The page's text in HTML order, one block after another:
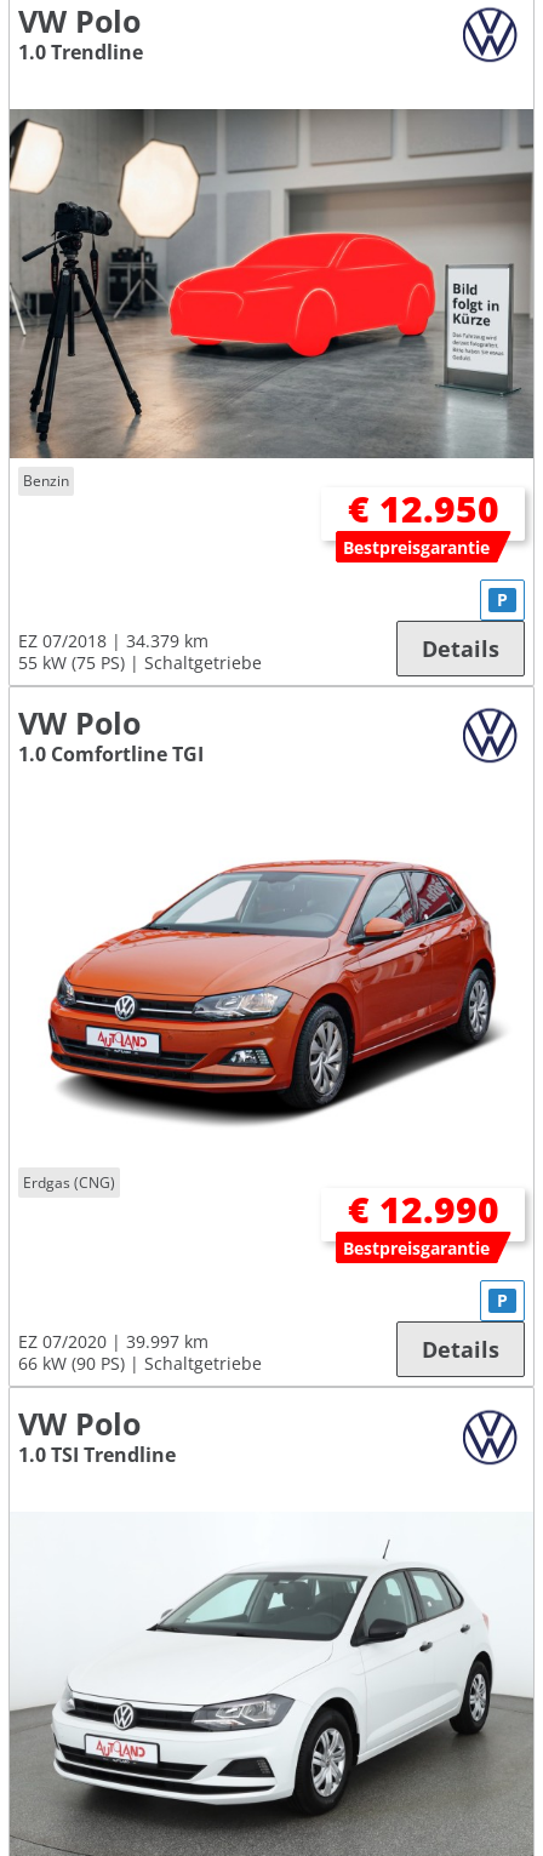
VW Polo
1.0 Trendline
Benzin
€ 12.950
Bestpreisgarantie
EZ 07/2018
34.379 km
55 kW (75 PS)
Schaltgetriebe
P
Details
VW Polo
1.0 Comfortline TGI
Erdgas (CNG)
€ 12.990
Bestpreisgarantie
EZ 07/2020
39.997 km
66 kW (90 PS)
Schaltgetriebe
P
Details
VW Polo
1.0 TSI Trendline